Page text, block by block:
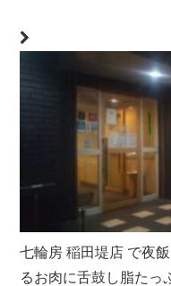
七輪房 稲田堤店 で夜
るお肉に舌鼓し脂たっ